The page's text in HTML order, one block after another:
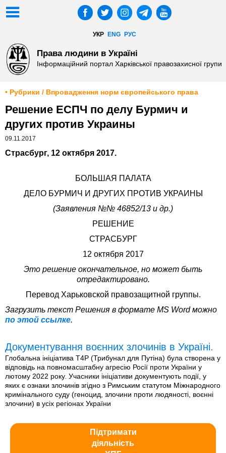
УКР ENG РУС
Права людини в Україні
Інформаційний портал Харківської правозахисної групи
• Рубрики / Впровадження норм європейського права
Решение ЕСПЧ по делу Бурмич и
других против Украины
09.11.2017
Страсбург, 12 октября 2017.
БОЛЬШАЯ ПАЛАТА
ДЕЛО БУРМИЧ И ДРУГИХ ПРОТИВ УКРАИНЫ
(Заявления №№ 46852/13 и др.)
РЕШЕНИЕ
СТРАСБУРГ
12 октября 2017
Это решение окончательное, но может быть
отредактировано.
Перевод Харьковской правозащитной группы.
Загрузить текст Решения в формате MS Word можно
по этой ссылке.
Документування воєнних злочинів в Україні.
Глобальна ініціатива T4P (Трибунал для Путіна) була створена у
відповідь на повномасштабну агресію Росії проти України у
лютому 2022 року. Учасники ініціативи документують події, у
яких є ознаки злочинів згідно з Римським статутом Міжнародного
кримінального суду (геноцид, злочини проти людяності, воєнні
злочини) в усіх регіонах України
Підтримати
діяльність